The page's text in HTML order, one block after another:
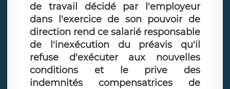
de travail décidé par l'employeur
dans l'exercice de son pouvoir de
direction rend ce salarié responsable
de l'inexécution du préavis qu'il
refuse d'exécuter aux nouvelles
conditions et le prive des
indemnités compensatrices de